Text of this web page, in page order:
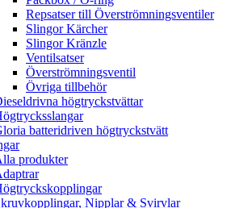
Repsatser till Överströmningsventiler
Slingor Kärcher
Slingor Kränzle
Ventilsatser
Överströmningsventil
Övriga tillbehör
högtryckstvättar
batteridriven högtryckstvätt
produkter
Nipplar & Svirvlar